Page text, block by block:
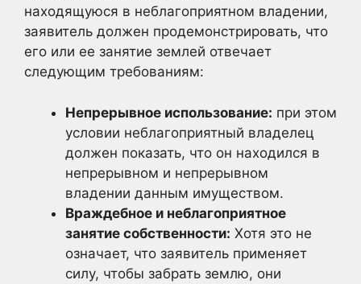
находящуюся в неблагоприятном владении,
заявитель должен продемонстрировать, что
его или ее занятие землей отвечает
следующим требованиям:
Непрерывное использование: при этом
условии неблагоприятный владелец
должен показать, что он находился в
непрерывном и непрерывном
владении данным имуществом.
Враждебное и неблагоприятное
занятие собственности: Хотя это не
означает, что заявитель применяет
силу, чтобы забрать землю, они